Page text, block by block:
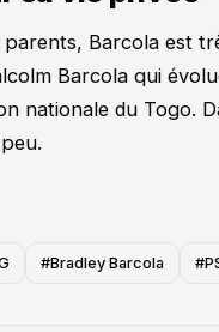
Barcola est
Barcola qui
nationale du Togo.
#Bradley Barcola